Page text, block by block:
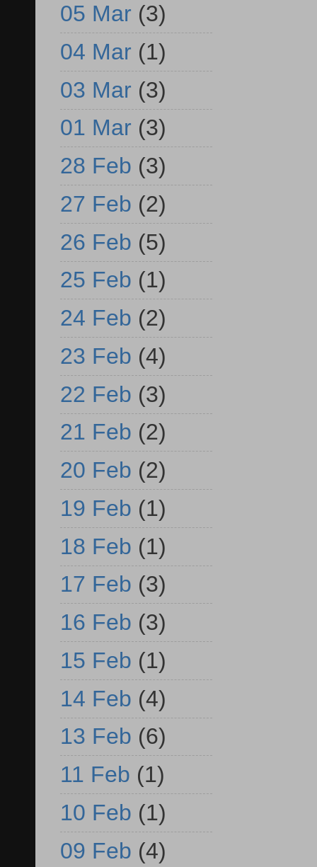
05 Mar (3)
04 Mar (1)
03 Mar (3)
01 Mar (3)
28 Feb (3)
27 Feb (2)
26 Feb (5)
25 Feb (1)
24 Feb (2)
23 Feb (4)
22 Feb (3)
21 Feb (2)
20 Feb (2)
19 Feb (1)
18 Feb (1)
17 Feb (3)
16 Feb (3)
15 Feb (1)
14 Feb (4)
13 Feb (6)
11 Feb (1)
10 Feb (1)
09 Feb (4)